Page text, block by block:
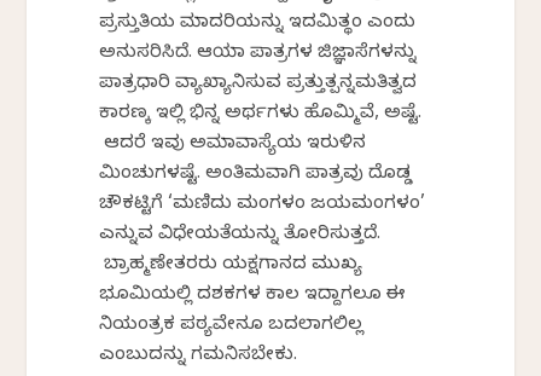
ಪ್ರಸ್ತುತಿಯ ಮಾದರಿಯನ್ನು ಇದಮಿತ್ಥಂ ಎಂದು
ಅನುಸರಿಸಿದೆ. ಆಯಾ ಪಾತ್ರಗಳ ಜಿಜ್ಞಾಸೆಗಳನ್ನು
ಪಾತ್ರಧಾರಿ ವ್ಯಾಖ್ಯಾನಿಸುವ ಪ್ರತ್ತುತ್ಪನ್ನಮತಿತ್ವದ
ಕಾರಣಕ್ಕೆ ಇಲ್ಲಿ ಭಿನ್ನ ಅರ್ಥಗಳು ಹೊಮ್ಮಿವೆ, ಅಷ್ಟೆ.
ಆದರೆ ಇವು ಅಮಾವಾಸ್ಯೆಯ ಇರುಳಿನ
ಮಿಂಚುಗಳಷ್ಟೆ. ಅಂತಿಮವಾಗಿ ಪಾತ್ರವು ದೊಡ್ಡ
ಚೌಕಟ್ಟಿಗೆ ‘ಮಣಿದು ಮಂಗಳಂ ಜಯಮಂಗಳಂ’
ಎನ್ನುವ ವಿಧೇಯತೆಯನ್ನು ತೋರಿಸುತ್ತದೆ.
ಬ್ರಾಹ್ಮಣೇತರರು ಯಕ್ಷಗಾನದ ಮುಖ್ಯ
ಭೂಮಿಕೆಯಲ್ಲಿ ದಶಕಗಳ ಕಾಲ ಇದ್ದಾಗಲೂ ಈ
ನಿಯಂತ್ರಕ ಪಠ್ಯವೇನೂ ಬದಲಾಗಲಿಲ್ಲ
ಎಂಬುದನ್ನು ಗಮನಿಸಬೇಕು.